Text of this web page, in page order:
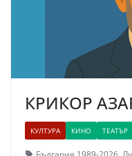
КРИКОР
КУЛТУРА КИНО ТЕАТЪР